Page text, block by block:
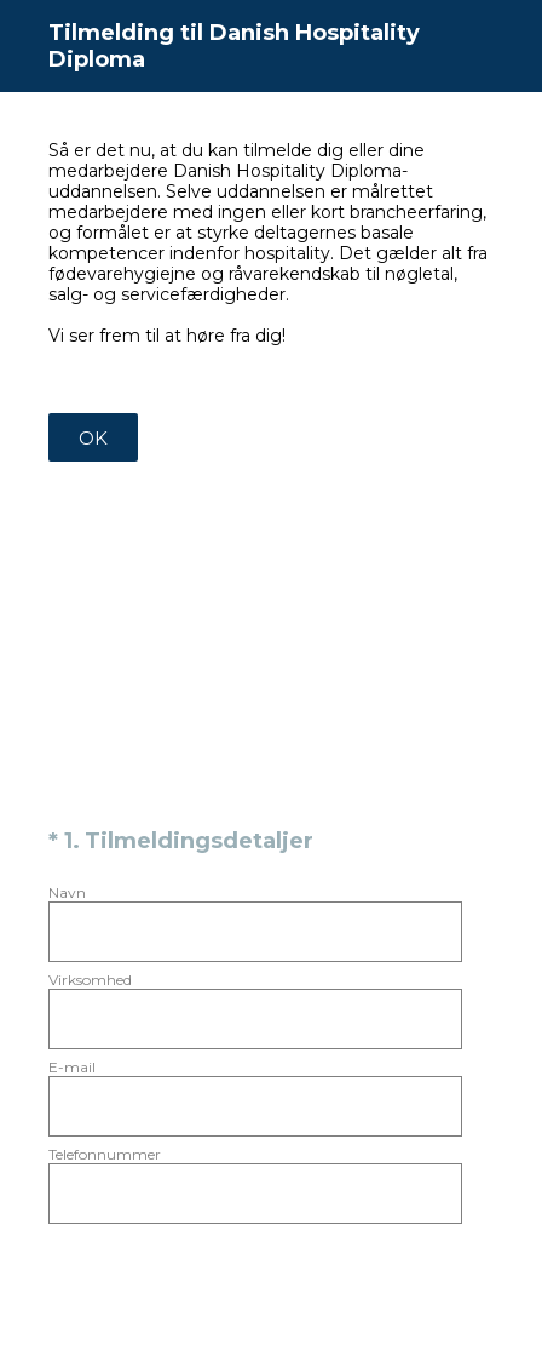
Tilmelding til Danish Hospitality
Diploma
Så er det nu, at du kan tilmelde dig eller dine
medarbejdere Danish Hospitality Diploma-
uddannelsen. Selve uddannelsen er målrettet
medarbejdere med ingen eller kort brancheerfaring,
og formålet er at styrke deltagernes basale
kompetencer indenfor hospitality. Det gælder alt fra
fødevarehygiejne og råvarekendskab til nøgletal,
salg- og servicefærdigheder.
Vi ser frem til at høre fra dig!
OK
* 1. Tilmeldingsdetaljer
(påkrævet)
Navn
Virksomhed
E-mail
Telefonnummer